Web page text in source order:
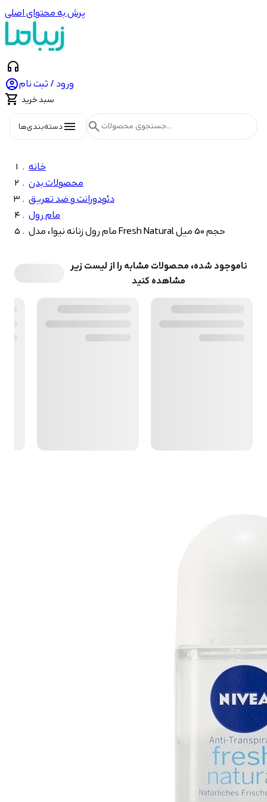
پرش به محتوای اصلی
headphones
ورود / ثبت نام
 سبد خرید
menuدسته‌بندی‌ها search
خانه
محصولات بدن
دئودورانت و ضد تعریق
مام رول
مام رول زنانه نیوا، مدل Fresh Natural حجم 50 میل
ناموجود شده، محصولات مشابه را از لیست زیر
مشاهده کنید